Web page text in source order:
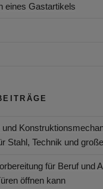
eines Gastartikels
und
Stahl, Technik und
für Beruf und
öffnen kann